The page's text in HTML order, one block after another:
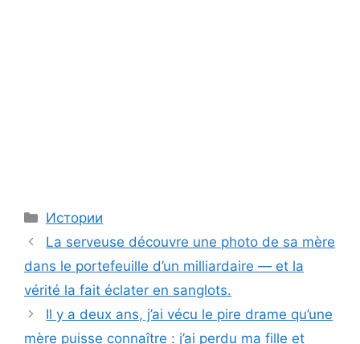
Categories
Истории
La serveuse découvre une photo de sa mère
dans le portefeuille d’un milliardaire — et la
vérité la fait éclater en sanglots.
Il y a deux ans, j’ai vécu le pire drame qu’une
mère puisse connaître : j’ai perdu ma fille et